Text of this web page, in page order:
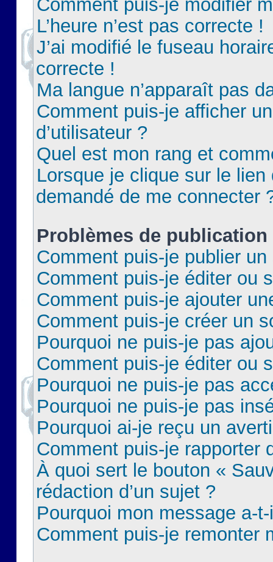
Comment puis-je modifier
L’heure n’est pas correcte !
J’ai modifié le fuseau
correcte !
Ma langue n’apparaît pas
Comment puis-je afficher
d’utilisateur ?
Quel est mon rang et
Lorsque je clique sur le lien
demandé de me connecter
Problèmes de publication
Comment puis-je publier
Comment puis-je éditer ou
Comment puis-je ajouter
Comment puis-je créer un
Pourquoi ne puis-je pas
Comment puis-je éditer ou
Pourquoi ne puis-je pas
Pourquoi ne puis-je pas
Pourquoi ai-je reçu un
Comment puis-je rapporter
À quoi sert le bouton «
rédaction d’un sujet ?
Pourquoi mon message a-
Comment puis-je remonter